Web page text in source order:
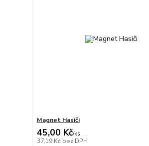
Magnet Hasiči
45,00 Kč/ks
37,19 Kč bez DPH